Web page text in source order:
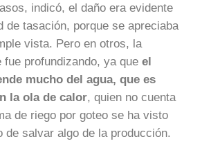
indicó, el daño era evidente
de tasación, porque se apreciaba
vista. Pero en otros, la
fue profundizando, ya que el
mucho del agua, que es
la ola de calor, quien no cuenta
de riego por goteo se ha visto
de salvar algo de la producción.